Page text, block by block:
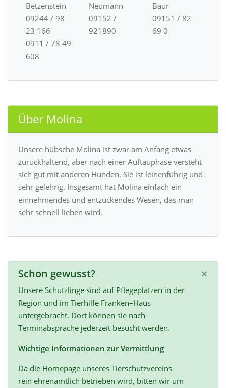
Betzenstein
09244 / 98
23 166
0911 / 78 49
608
Neumann
09152 /
921890
Baur
09151 / 82
69 0
Über Molina
Unsere hübsche Molina ist zwar am Anfang etwas
zurückhaltend, aber nach einer Auftauphase versteht
sich gut mit anderen Hunden. Sie ist leinenführig und
sehr gelehrig. Insgesamt hat Molina einfach ein
einnehmendes und entzückendes Wesen, das man
sehr schnell lieben wird.
×
Schon gewusst?
Unsere Schützlinge sind auf Pflegeplätzen in der
Region und im Tierhilfe Franken–Haus
untergebracht. Dort können sie nach
Terminabsprache jederzeit besucht werden.
Wichtige Informationen zur Vermittlung
Da die Homepage unseres Tierschutzvereins
rein ehrenamtlich betrieben wird, bitten wir um